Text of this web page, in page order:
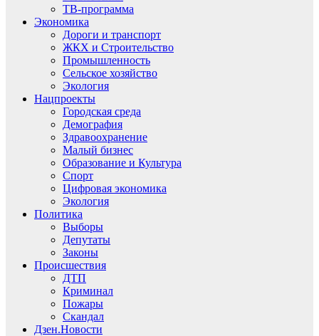
ТВ-программа
Экономика
Дороги и транспорт
ЖКХ и Строительство
Промышленность
Сельское хозяйство
Экология
Нацпроекты
Городская среда
Демография
Здравоохранение
Малый бизнес
Образование и Культура
Спорт
Цифровая экономика
Экология
Политика
Выборы
Депутаты
Законы
Происшествия
ДТП
Криминал
Пожары
Скандал
Дзен.Новости